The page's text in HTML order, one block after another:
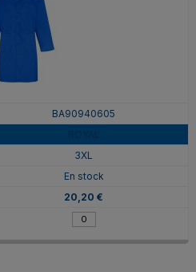
BA90940605
3XL
En stock
20,20 €